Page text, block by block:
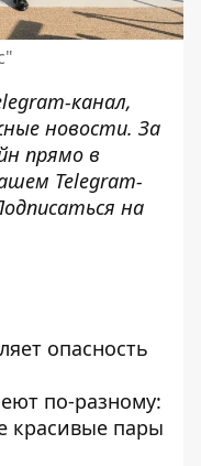
канал,
новости. За
прямо в
Telegram-
на
опасность
по-разному:
красивые пары